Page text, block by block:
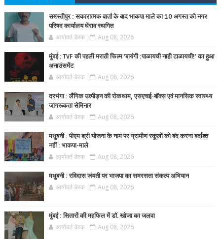
समस्तीपुर : सकारात्मक वार्ता के बाद भाकपा माले का 10 अगस्त को नगर
परिषद कार्यालय घेराव स्थगित
आर्यावर्त डेस्क Aug 08, 2026
मुंबई : TVF की पहली मराठी फिल्म 'बायंगी :पाळायची नाही टाळायची!' का हुआ
अनाउंसमेंट
आर्यावर्त डेस्क Aug 08, 2026
दरभंगा : लैंगिक उत्पीड़न की रोकथाम, एसएचई-बॉक्स एवं मानसिक स्वास्थ्य
जागरूकता सेमिनार
आर्यावर्त डेस्क Aug 08, 2026
मधुबनी : पीएम श्री योजना के नाम पर ग्रामीण स्कूलों को बंद करना बर्दाश्त
नहीं : भाकपा-माले
आर्यावर्त डेस्क Aug 08, 2026
मधुबनी : रविदास जंयती पर भाजपा का समरसता संकल्प अभियान
आर्यावर्त डेस्क Aug 08, 2026
मुंबई : सितारों की महफिल में डॉ. खोजा का जलवा
आर्यावर्त डेस्क Aug 08, 2026